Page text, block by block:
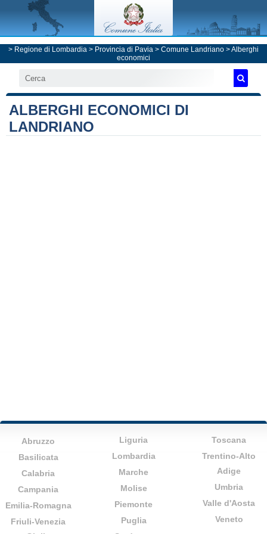
> Regione di Lombardia > Provincia di Pavia > Comune Landriano > Alberghi
economici
ALBERGHI ECONOMICI DI
LANDRIANO
Abruzzo
Basilicata
Calabria
Campania
Emilia-Romagna
Friuli-Venezia
Liguria
Lombardia
Marche
Molise
Piemonte
Puglia
Toscana
Trentino-Alto
Adige
Umbria
Valle d'Aosta
Veneto